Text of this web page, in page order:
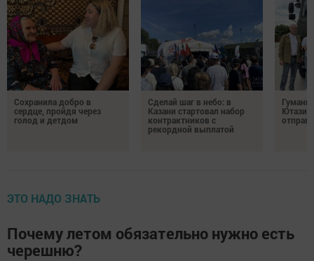
Сохранила добро в
сердце, пройдя через
голод и детдом
Сделай шаг в небо: в
Казани стартовал набор
контрактников с
рекордной выплатой
ЭТО НАДО ЗНАТЬ
Почему летом обязательно нужно есть
черешню?